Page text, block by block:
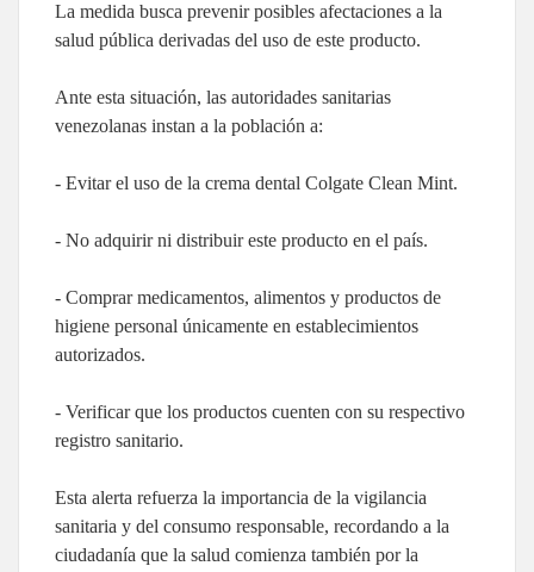
La medida busca prevenir posibles afectaciones a la
salud pública derivadas del uso de este producto.
Ante esta situación, las autoridades sanitarias
venezolanas instan a la población a:
- Evitar el uso de la crema dental Colgate Clean Mint.
- No adquirir ni distribuir este producto en el país.
- Comprar medicamentos, alimentos y productos de
higiene personal únicamente en establecimientos
autorizados.
- Verificar que los productos cuenten con su respectivo
registro sanitario.
Esta alerta refuerza la importancia de la vigilancia
sanitaria y del consumo responsable, recordando a la
ciudadanía que la salud comienza también por la